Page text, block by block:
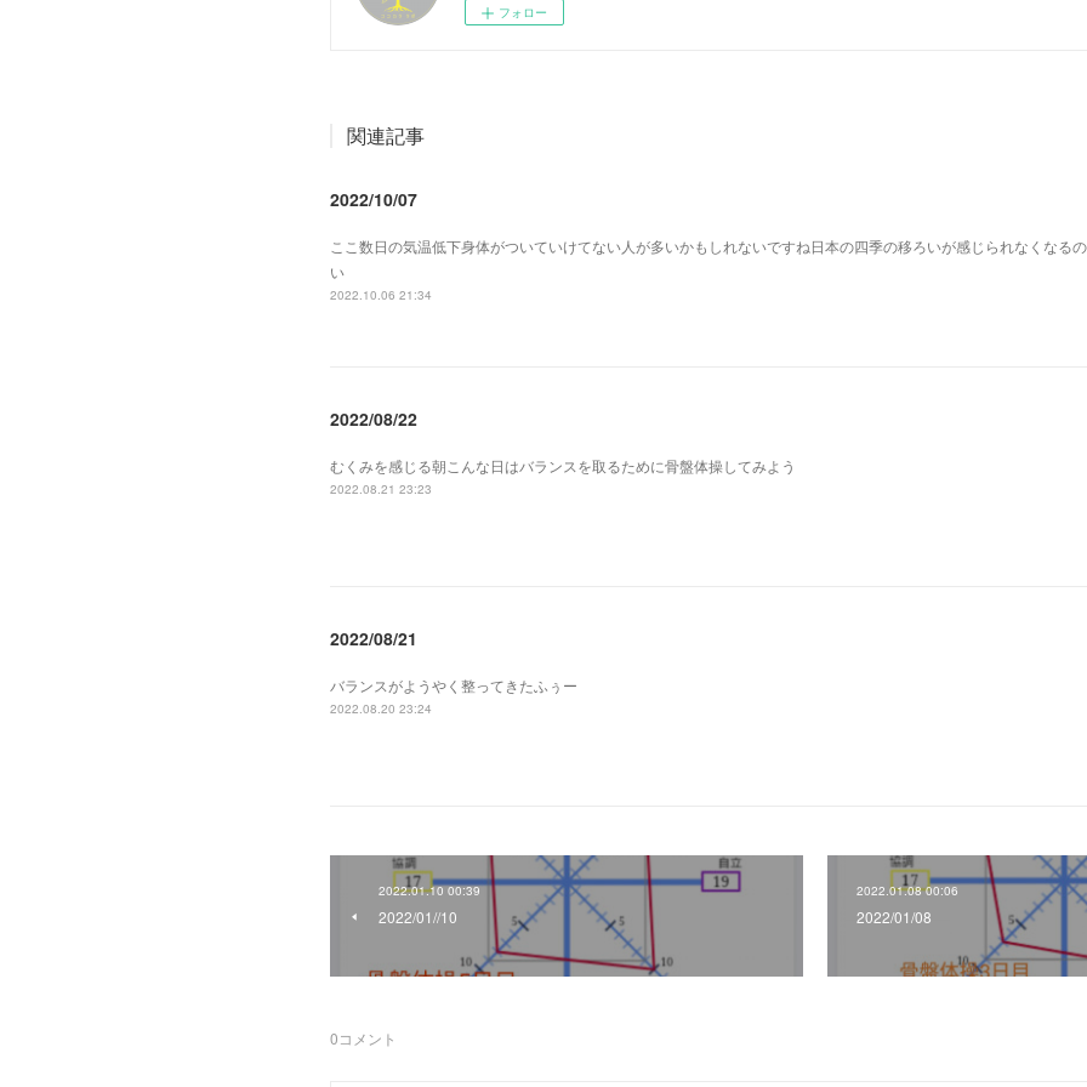
フォロー
関連記事
2022/10/07
ここ数日の気温低下身体がついていけてない人が多いかもしれないですね日本の四季の移ろいが感じられなくなる
い
2022.10.06 21:34
2022/08/22
むくみを感じる朝こんな日はバランスを取るために骨盤体操してみよう
2022.08.21 23:23
2022/08/21
バランスがようやく整ってきたふぅー
2022.08.20 23:24
2022.01.10 00:39
2022/01//10
2022.01.08 00:06
2022/01/08
0コメント